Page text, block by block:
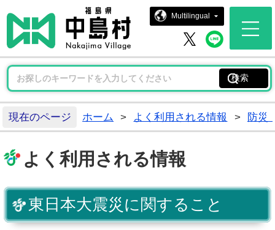
中島村ホ
Multilingual
中島村 X中島
現在のページ ホーム > よく利用される情報 > 防災
よく利用される情報
東日本大震災に関すること